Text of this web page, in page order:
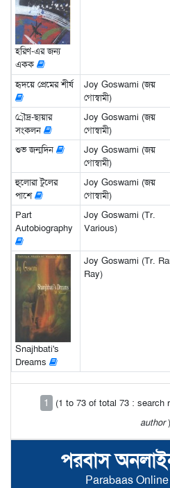
পরবাস
Parabaas
হরিণ-এর জন্য
একক
হৃদয়ে প্রেমের শীর্ষ
Joy Goswami (জয়
গোস্বামী)
্রৌদ্র-ছায়ার
সংকলন
Joy Goswami (জয়
গোস্বামী)
শুভ জন্মদিন
Joy Goswami (জয়
গোস্বামী)
হু্লোরা টুলের
পাশে
Joy Goswami (জয়
গোস্বামী)
Part
Autobiography
Joy Goswami (Tr.
Various)
Snajhbati's
Dreams
Joy Goswami (Tr.
Ray)
1
(1 to 73 of total 73 : search
author)